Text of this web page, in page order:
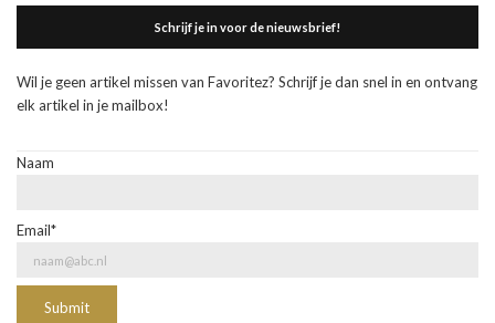
Schrijf je in voor de nieuwsbrief!
Wil je geen artikel missen van Favoritez? Schrijf je dan snel in en ontvang
elk artikel in je mailbox!
Naam
Email*